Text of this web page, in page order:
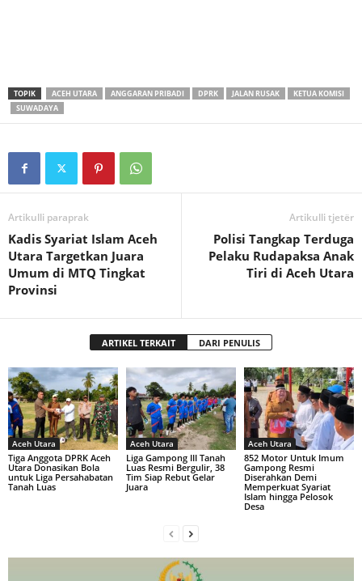
TOPIK ACEH UTARA ANGGARAN PRIBADI DPRK JALAN RUSAK
KETUA KOMISI
SUWADAYA
Artikulli paraprak
Kadis Syariat Islam Aceh
Utara Targetkan Juara
Umum di MTQ Tingkat
Provinsi
Artikulli tjetër
Polisi Tangkap Terduga
Pelaku Rudapaksa Anak
Tiri di Aceh Utara
ARTIKEL TERKAIT DARI PENULIS
Aceh Utara
Tiga Anggota DPRK Aceh
Utara Donasikan Bola
untuk Liga Persahabatan
Tanah Luas
Aceh Utara
Liga Gampong III Tanah
Luas Resmi Bergulir, 38
Tim Siap Rebut Gelar
Juara
Aceh Utara
852 Motor Untuk Imum
Gampong Resmi
Diserahkan Demi
Memperkuat Syariat
Islam hingga Pelosok
Desa